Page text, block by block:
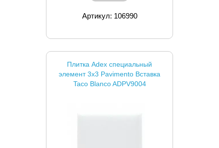
Артикул: 106990
Плитка Adex специальный
элемент 3x3 Pavimento Вставка
Taco Blanco ADPV9004